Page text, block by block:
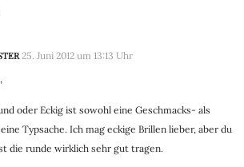
25. Juni 2012 um 13:13 Uhr
oder Eckig ist sowohl eine Geschmacks- als
Typsache. Ich mag eckige Brillen lieber, aber du
die runde wirklich sehr gut tragen.